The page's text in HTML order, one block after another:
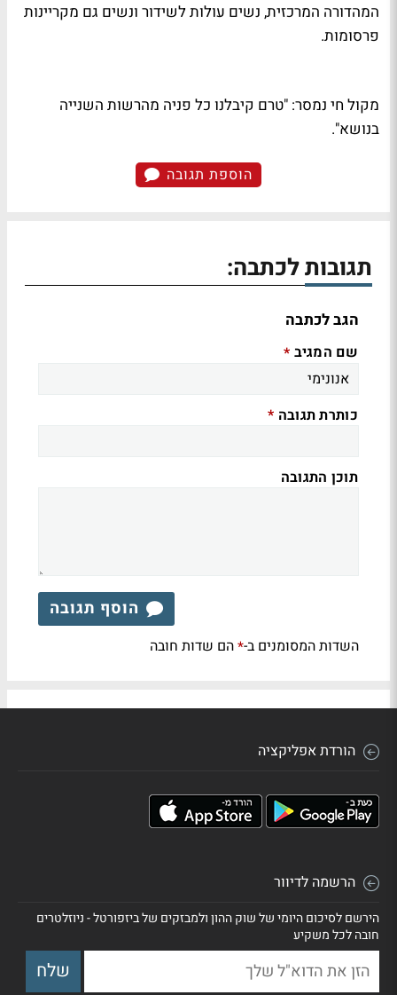
המהדורה המרכזית, נשים עולות לשידור ונשים גם מקריינות
פרסומות.
מקול חי נמסר: "טרם קיבלנו כל פניה מהרשות השנייה
בנושא".
הוספת תגובה
תגובות לכתבה:
הגב לכתבה
שם המגיב *
כותרת תגובה *
תוכן התגובה
הוסף תגובה
השדות המסומנים ב-*הם שדות חובה
הורדת אפליקציה
הרשמה לדיוור
הירשם לסיכום היומי של שוק ההון ולמבזקים של ביזפורטל - ניוזלטרים
חובה לכל משקיע